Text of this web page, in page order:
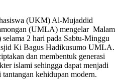
(UKM) Al-Mujaddid
(UMLA) mengelar Malam
2 hari pada Sabtu-Minggu
Ki Bagus Hadikusumo UMLA.
dan membentuk generasi
islami sehingga dapat menjadi
kehidupan modern.